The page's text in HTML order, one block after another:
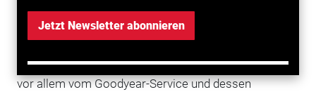
Jetzt Newsletter abonnieren
Bei Abele hat ein kompetenter Goodyear-Berater
schon für Folgebestellungen gesorgt. Auch Trinkaus
stellen. Stoianek von Universal-Transport Schmitz ist
vor allem vom Goodyear-Service und dessen